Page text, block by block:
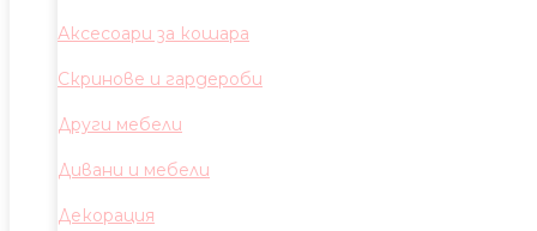
Аксесоари за кошара
Скринове и гардероби
Други мебели
Дивани и мебели
Декорация